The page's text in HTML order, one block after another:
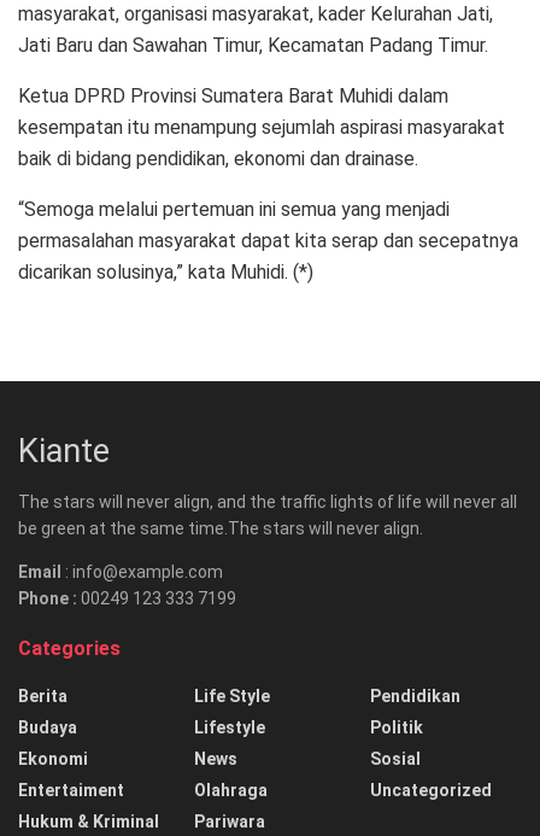
masyarakat, organisasi masyarakat, kader Kelurahan Jati,
Jati Baru dan Sawahan Timur, Kecamatan Padang Timur.
Ketua DPRD Provinsi Sumatera Barat Muhidi dalam
kesempatan itu menampung sejumlah aspirasi masyarakat
baik di bidang pendidikan, ekonomi dan drainase.
“Semoga melalui pertemuan ini semua yang menjadi
permasalahan masyarakat dapat kita serap dan secepatnya
dicarikan solusinya,” kata Muhidi. (*)
Kiante
The stars will never align, and the traffic lights of life will never all
be green at the same time.The stars will never align.
Email : info@example.com
Phone : 00249 123 333 7199
Categories
Berita
Budaya
Ekonomi
Entertaiment
Hukum & Kriminal
Life Style
Lifestyle
News
Olahraga
Pariwara
Pendidikan
Politik
Sosial
Uncategorized